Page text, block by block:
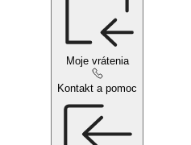
Moje vrátenia
Kontakt a pomoc